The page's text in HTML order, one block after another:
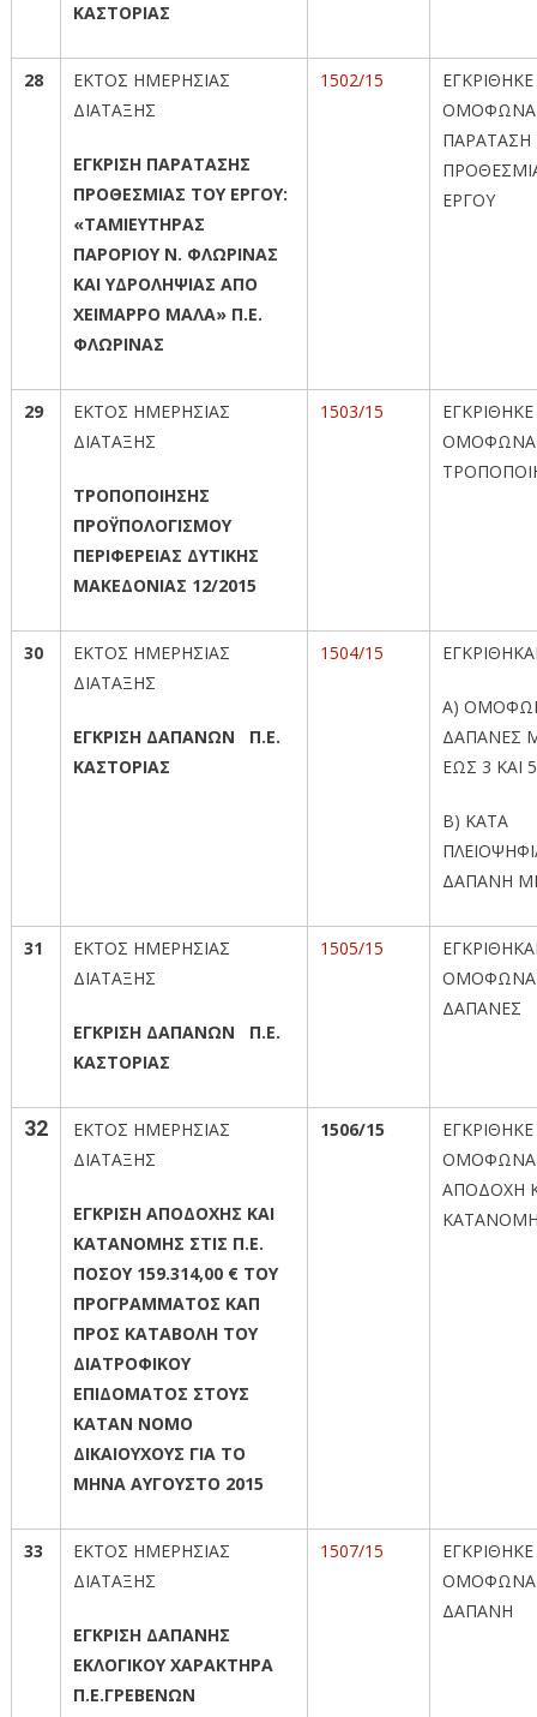
ΚΑΣΤΟΡΙΑΣ
28
ΕΚΤΟΣ ΗΜΕΡΗΣΙΑΣ
ΔΙΑΤΑΞΗΣ
ΕΓΚΡΙΣΗ ΠΑΡΑΤΑΣΗΣ
ΠΡΟΘΕΣΜΙΑΣ ΤΟΥ ΕΡΓΟΥ:
«ΤΑΜΙΕΥΤΗΡΑΣ
ΠΑΡΟΡΙΟΥ Ν. ΦΛΩΡΙΝΑΣ
ΚΑΙ ΥΔΡΟΛΗΨΙΑΣ ΑΠΟ
ΧΕΙΜΑΡΡΟ ΜΑΛΑ» Π.Ε.
ΦΛΩΡΙΝΑΣ
1502/15
ΕΓΚΡΙΘΗΚΕ
ΟΜΟΦΩΝΑ
ΠΑΡΑΤΑΣΗ
ΕΡΓΟΥ
29
ΕΚΤΟΣ ΗΜΕΡΗΣΙΑΣ
ΔΙΑΤΑΞΗΣ
ΤΡΟΠΟΠΟΙΗΣΗΣ
ΠΡΟΫΠΟΛΟΓΙΣΜΟΥ
ΠΕΡΙΦΕΡΕΙΑΣ ΔΥΤΙΚΗΣ
ΜΑΚΕΔΟΝΙΑΣ 12/2015
1503/15
ΕΓΚΡΙΘΗΚΕ
ΟΜΟΦΩΝΑ
30
ΕΚΤΟΣ ΗΜΕΡΗΣΙΑΣ
ΔΙΑΤΑΞΗΣ
ΕΓΚΡΙΣΗ ΔΑΠΑΝΩΝ Π.Ε.
ΚΑΣΤΟΡΙΑΣ
1504/15
Α)
ΔΑΠΑΝΕΣ
ΕΩΣ 3 ΚΑΙ 5
Β) ΚΑΤΑ
ΔΑΠΑΝΗ
31
ΕΚΤΟΣ ΗΜΕΡΗΣΙΑΣ
ΔΙΑΤΑΞΗΣ
ΕΓΚΡΙΣΗ ΔΑΠΑΝΩΝ Π.Ε.
ΚΑΣΤΟΡΙΑΣ
1505/15
ΟΜΟΦΩΝΑ
ΔΑΠΑΝΕΣ
32
ΕΚΤΟΣ ΗΜΕΡΗΣΙΑΣ
ΔΙΑΤΑΞΗΣ
ΕΓΚΡΙΣΗ ΑΠΟΔΟΧΗΣ ΚΑΙ
ΚΑΤΑΝΟΜΗΣ ΣΤΙΣ Π.Ε.
ΠΟΣΟΥ 159.314,00 € ΤΟΥ
ΠΡΟΓΡΑΜΜΑΤΟΣ ΚΑΠ
ΠΡΟΣ ΚΑΤΑΒΟΛΗ ΤΟΥ
ΔΙΑΤΡΟΦΙΚΟΥ
ΕΠΙΔΟΜΑΤΟΣ ΣΤΟΥΣ
ΚΑΤΑΝ ΝΟΜΟ
ΔΙΚΑΙΟΥΧΟΥΣ ΓΙΑ ΤΟ
ΜΗΝΑ ΑΥΓΟΥΣΤΟ 2015
1506/15
ΕΓΚΡΙΘΗΚΕ
ΟΜΟΦΩΝΑ
ΑΠΟΔΟΧΗ
33
ΕΚΤΟΣ ΗΜΕΡΗΣΙΑΣ
ΔΙΑΤΑΞΗΣ
ΕΓΚΡΙΣΗ ΔΑΠΑΝΗΣ
ΕΚΛΟΓΙΚΟΥ ΧΑΡΑΚΤΗΡΑ
Π.Ε.ΓΡΕΒΕΝΩΝ
1507/15
ΕΓΚΡΙΘΗΚΕ
ΟΜΟΦΩΝΑ
ΔΑΠΑΝΗ